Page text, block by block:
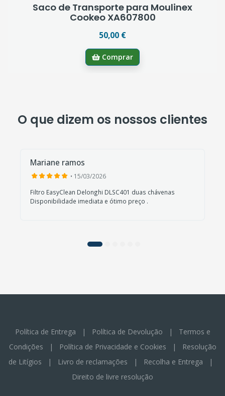
Saco de Transporte para Moulinex
Cookeo XA607800
50,00 €
Comprar
O que dizem os nossos clientes
Mariane ramos
• 15/03/2026
Filtro EasyClean Delonghi DLSC401 duas chávenas
Disponibilidade imediata e ótimo preço .
Política de Entrega | Política de Devolução | Termos e
Condições | Política de Privacidade e Cookies |
Resolução
de Litígios | Livro de reclamações | Recolha e Entrega |
Direito de livre resolução